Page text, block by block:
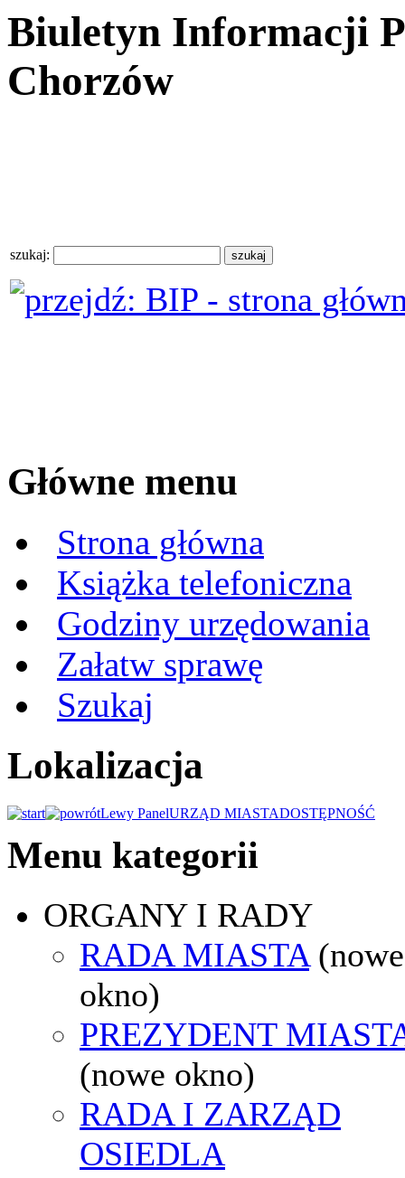
Biuletyn Informacji
Chorzów
szukaj:
Główne menu
Strona główna
Książka telefoniczna
Godziny urzędowania
Załatw sprawę
Szukaj
Lokalizacja
Lewy PanelURZĄD MIASTADOSTĘPNOŚĆ
Menu kategorii
ORGANY I RADY
RADA MIASTA (nowe
okno)
PREZYDENT
(nowe okno)
RADA I ZARZĄD
OSIEDLA